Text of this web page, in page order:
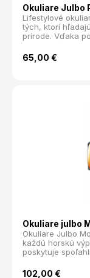
Okuliare Julbo
Lifestylové
tých, ktorí
prírode. Vďaka
ponúkajú
slnečným
voľnočasové
osadenie
65,00 €
Okuliare julbo
Okuliare Julbo
každú horskú
poskytuje
či už sa vydáte
ľadovec.
102,00 €